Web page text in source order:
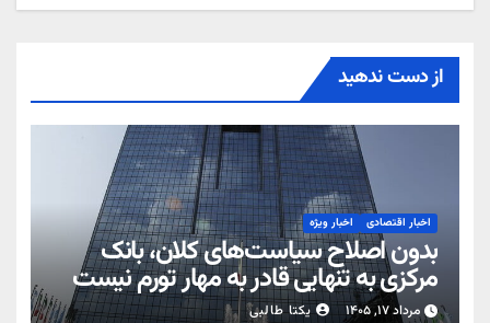
از دست ندهید
اخبار اقتصادی اخبار ویژه
بدون اصلاح سیاست‌های کلان، بانک
مرکزی به تنهایی قادر به مهار تورم نیست
مرداد ۱۷, ۱۴۰۵ یکتا طالبی